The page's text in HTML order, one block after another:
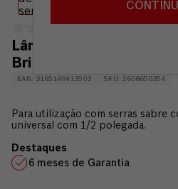
Lâmina de serra sabre
Brick S1543HM
EAN : 3165140413503 SKU : 2608650354
Para utilização com serras sabre
universal com 1/2 polegada.
6 meses de Garantia